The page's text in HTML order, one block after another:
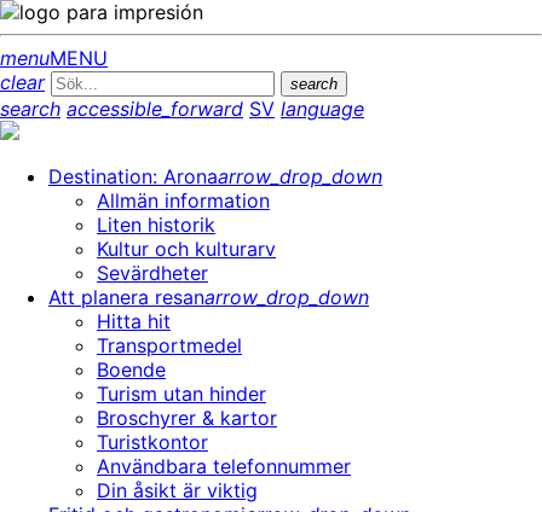
menuMENU
clear
search
search accessible_forward SV language
Destination: Aronaarrow_drop_down
Allmän information
Liten historik
Kultur och kulturarv
Sevärdheter
Att planera resanarrow_drop_down
Hitta hit
Transportmedel
Boende
Turism utan hinder
Broschyrer & kartor
Turistkontor
Användbara telefonnummer
Din åsikt är viktig